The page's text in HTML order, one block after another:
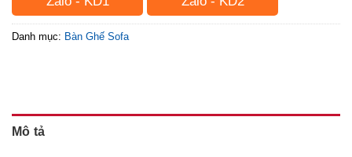
Danh mục: Bàn Ghế Sofa
Mô tả